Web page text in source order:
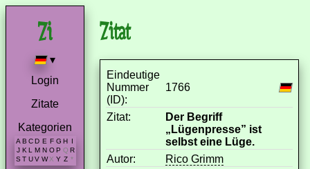
▾
Login
Zitate
Kategorien
A B C D E F G H I
J K L M N O P Q R
S T U V W X Y Z *
Zitat
Eindeutige
Nummer
(ID):
1766
Zitat:
Der Begriff
„Lügenpresse” ist
selbst eine Lüge.
Autor:
Rico Grimm